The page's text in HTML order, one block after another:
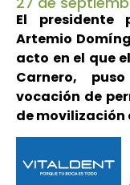
El presidente
Artemio
acto en el que
Carnero,
vocación de
de movilización